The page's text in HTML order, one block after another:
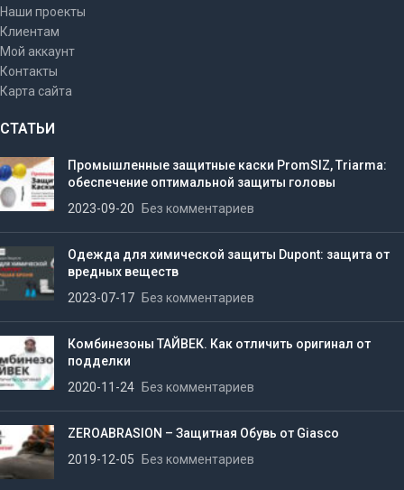
Наши проекты
Клиентам
Мой аккаунт
Контакты
Карта сайта
СТАТЬИ
Промышленные защитные каски PromSIZ, Triarma:
обеспечение оптимальной защиты головы
2023-09-20 Без комментариев
Одежда для химической защиты Dupont: защита от
вредных веществ
2023-07-17 Без комментариев
Комбинезоны ТАЙВЕК. Как отличить оригинал от
подделки
2020-11-24 Без комментариев
ZEROABRASION – Защитная Обувь от Giasco
2019-12-05 Без комментариев